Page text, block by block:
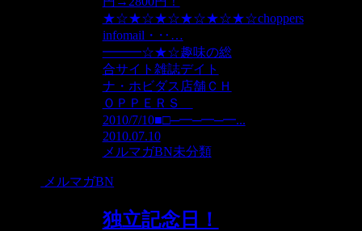
★☆★☆★☆★☆★☆★☆choppers
infomail・‥…
━━━☆★☆趣味の総
合サイト雑誌デイト
ナ・ホビダス店舗ＣＨ
ＯＰＰＥＲＳ
2010/7/10■□─━─━─━...
2010.07.10
メルマガBN未分類
メルマガBN
独立記念日！